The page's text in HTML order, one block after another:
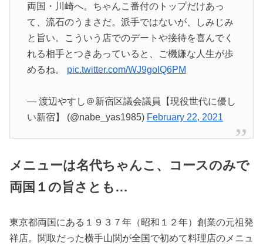
両国・川崎へ。ちゃんこ番付のトップだけあっ
て、流石のうまさだ。派手ではないが、しみじみ
と旨い。こういう店でのデートや接待を喜んでく
れる相手とつきあっていると、ご機嫌な人生が歩
めるね。 pic.twitter.com/WJ9goIQ6PM
— 渡辺やすし＠新宿区議会議員【現役世代に優し
い新宿】 (@nabe_yas1985) February 22, 2021
メニューは名代ちゃんこ、コースのみで
両国１の旨さとも…
東京都両国にある１９３７年（昭和１２年）創業の元祖発
祥店。関取だった横手山関が全国で初めて料理店のメニュ